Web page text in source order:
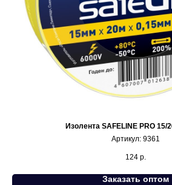
Изолента SAFELINE PRO
Артикул: 9361
124 р.
Заказать оптом